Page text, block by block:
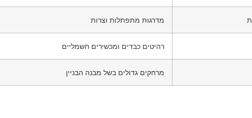
מדרגות מתפתלות וצרות
רהיטים כבדים ומכשירים חשמליים
מרחקים גדולים בשל מבנה הבניין